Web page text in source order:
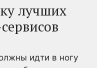
лучших
идти в ногу